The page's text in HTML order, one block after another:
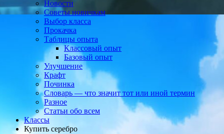
Новости
Советы новичкам
Выбор класса
Прокачка
Таблицы опыта
Классовый опыт
Базовый опыт
Улучшение
Крафт
Починка
Словарь — что значит тот или иной термин
Разное
Статьи обо всем
Классы
Купить серебро